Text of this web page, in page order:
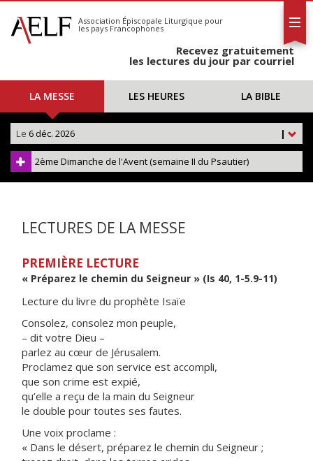
S'abonner
Calendrier
Association Épiscopale Liturgique pour
les pays Francophones
Recevez gratuitement
les lectures du jour par courriel
LA MESSE LES HEURES LA BIBLE
|
Le 6 déc. 2026
2ème Dimanche de l'Avent (semaine II du Psautier)
LECTURES DE LA MESSE
PREMIÈRE LECTURE
« Préparez le chemin du Seigneur » (Is 40, 1-5.9-11)
Lecture du livre du prophète Isaïe
Consolez, consolez mon peuple,
– dit votre Dieu –
parlez au cœur de Jérusalem.
Proclamez que son service est accompli,
que son crime est expié,
qu’elle a reçu de la main du Seigneur
le double pour toutes ses fautes.
Une voix proclame :
« Dans le désert, préparez le chemin du Seigneur ;